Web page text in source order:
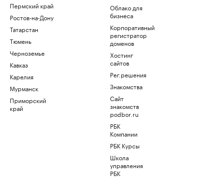
Пермский край
Ростов-на-Дону
Татарстан
Тюмень
Черноземье
Кавказ
Карелия
Мурманск
Приморский
край
Облако для
бизнеса
Корпоративный
регистратор
доменов
Хостинг
сайтов
Рег.решения
Знакомства
Сайт
знакомств
podbor.ru
РБК
Компании
РБК Курсы
Школа
управления
РБК